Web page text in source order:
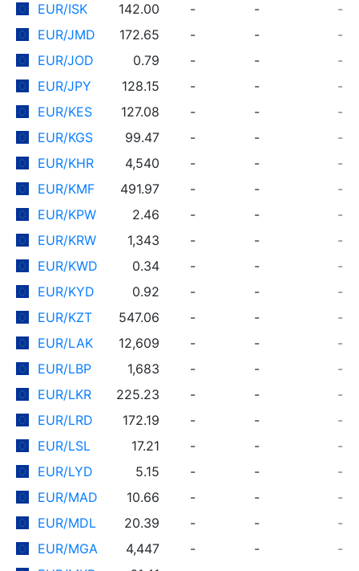
EUR/ISK
142.00 - -
-
EUR/JMD
172.65 - -
-
EUR/JOD
0.79 - -
-
EUR/JPY
128.15 - -
-
EUR/KES
127.08 - -
-
EUR/KGS
99.47 - -
-
EUR/KHR
4,540 - -
-
EUR/KMF
491.97 - -
-
EUR/KPW
2.46 - -
-
EUR/KRW
1,343 - -
-
EUR/KWD
0.34 - -
-
EUR/KYD
0.92 - -
-
EUR/KZT
547.06 - -
-
EUR/LAK
12,609 - -
-
EUR/LBP
1,683 - -
-
EUR/LKR
225.23 - -
-
EUR/LRD
172.19 - -
-
EUR/LSL
17.21 - -
-
EUR/LYD
5.15 - -
-
EUR/MAD
10.66 - -
-
EUR/MDL
20.39 - -
-
EUR/MGA
4,447 - -
-